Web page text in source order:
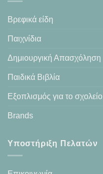
Βρεφικά είδη
Παιχνίδια
Δημιουργική Απασχόληση
Παιδικά Βιβλία
Εξοπλισμός για το σχολείο
Brands
Υποστήριξη Πελατών